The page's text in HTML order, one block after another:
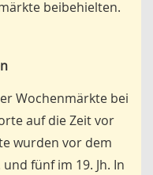
beibehielten.
Wochenmärkte bei
auf die Zeit vor
wurden vor dem
fünf im 19. Jh. In